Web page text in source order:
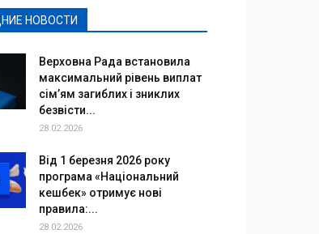
НОВОСТИ
Верховна Рада встановила
максимальний рівень виплат
сім’ям загиблих і зниклих
безвісти...
28.02.2026
Від 1 березня 2026 року
програма «Національний
кешбек» отримує нові
правила:...
28.02.2026